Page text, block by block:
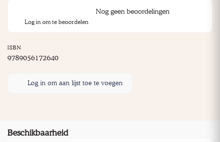
Nog geen beoordelingen
Log in om te beoordelen
ISBN
9789056172640
Log in om aan lijst toe te voegen
Beschikbaarheid